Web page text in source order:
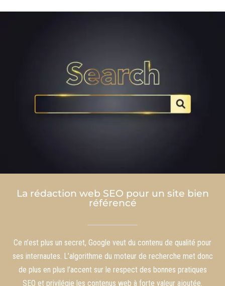
La rédaction web SEO pour un site bien
référencé
Ce n’est plus un secret, Google veut du contenu de qualité pour
ses internautes. L’algorithme du moteur de recherche met donc
de plus en plus l’accent sur le respect des bonnes pratiques
SEO et privilégie les contenus web à forte valeur ajoutée.